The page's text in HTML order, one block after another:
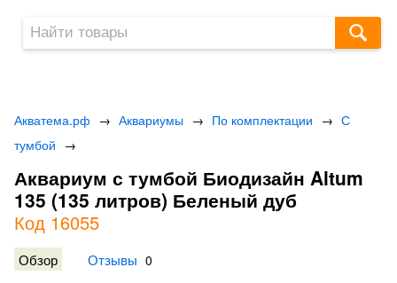
Акватема.рф → Аквариумы → По комплектации → С
тумбой →
Аквариум с тумбой Биодизайн Altum
135 (135 литров) Беленый дуб
Код 16055
Обзор Отзывы 0